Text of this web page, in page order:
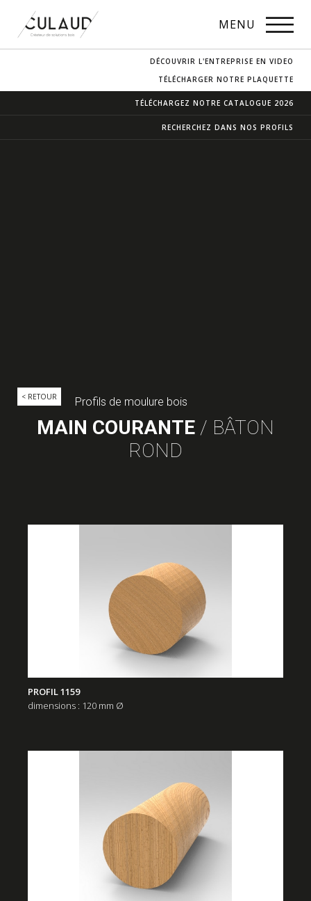
MENU
CONTACT & ACCÈS
DÉCOUVRIR L'ENTREPRISE EN VIDEO
TÉLÉCHARGER NOTRE PLAQUETTE
TÉLÉCHARGEZ NOTRE CATALOGUE 2026
RECHERCHEZ DANS NOS PROFILS
< RETOUR Profils de moulure bois
MAIN COURANTE / BÂTON
ROND
PROFIL 1159
dimensions : 120 mm Ø